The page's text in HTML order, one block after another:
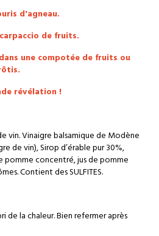
d'agneau.
de fruits.
une compotée de fruits ou
révélation !
vin. Vinaigre balsamique de Modène
de vin), Sirop d’érable pur 30%,
pomme concentré, jus de pomme
Contient des SULFITES.
de la chaleur. Bien refermer après